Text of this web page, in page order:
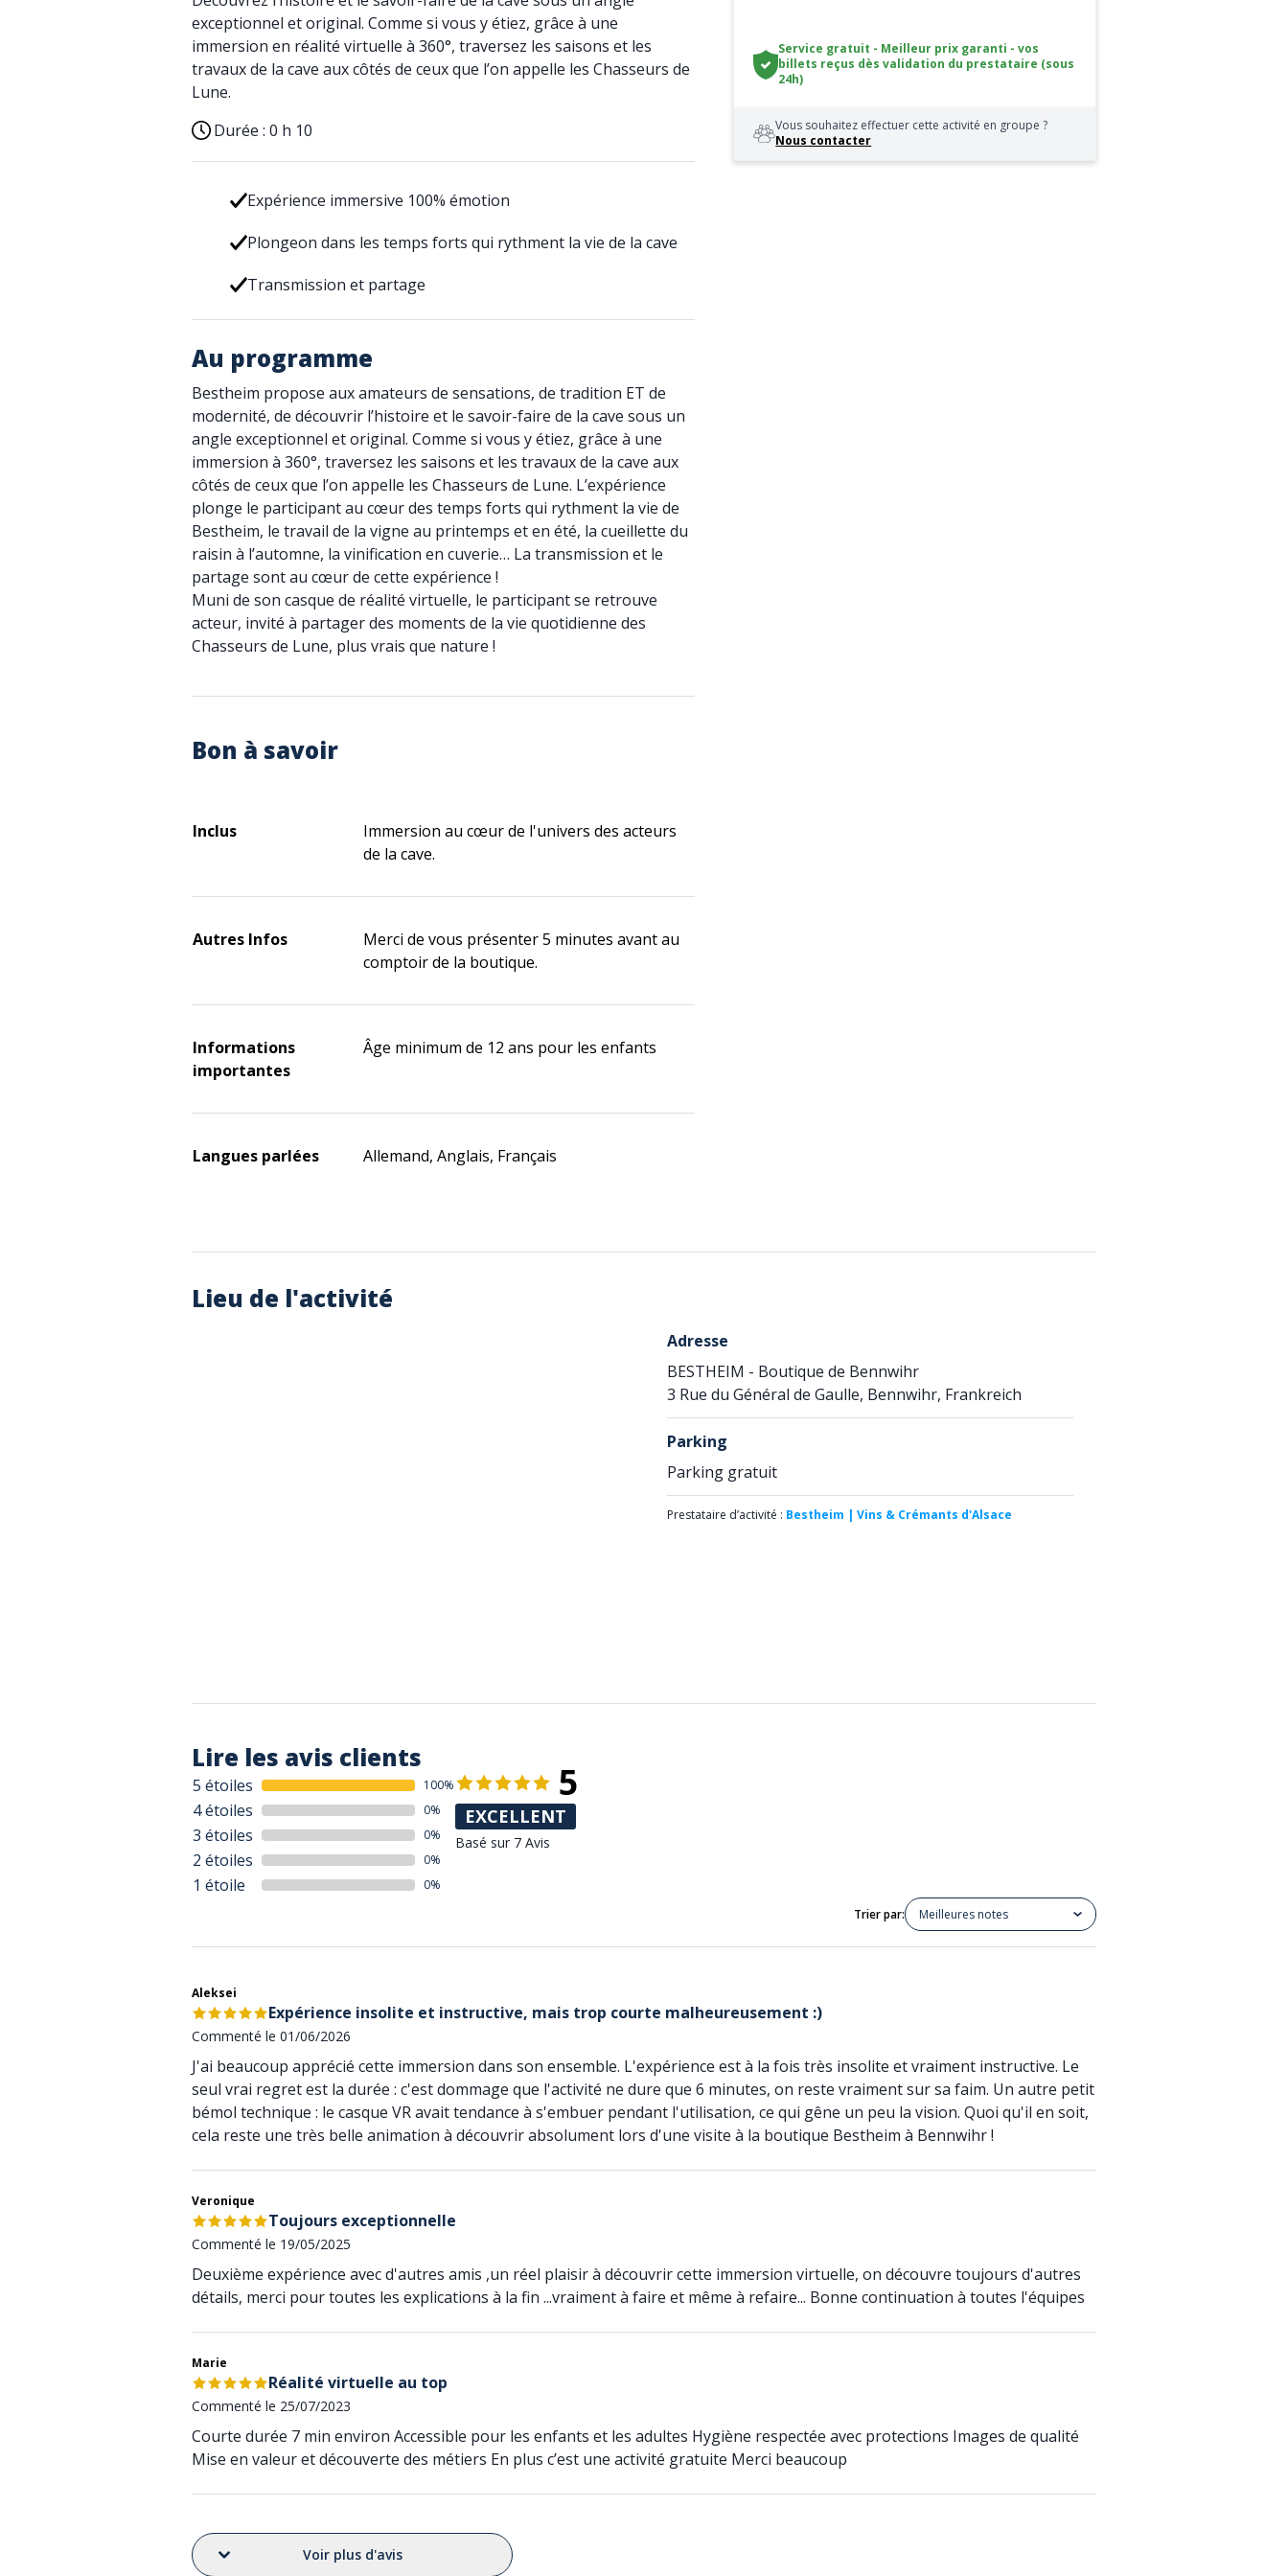
exceptionnel et original. Comme si vous y étiez, grâce à une
immersion en réalité virtuelle à 360°, traversez les saisons et les
travaux de la cave aux côtés de ceux que l’on appelle les Chasseurs de
Lune.
Durée : 0 h 10
Expérience immersive 100% émotion
Plongeon dans les temps forts qui rythment la vie de la cave
Transmission et partage
Au programme
Bestheim propose aux amateurs de sensations, de tradition ET de
modernité, de découvrir l’histoire et le savoir-faire de la cave sous un
angle exceptionnel et original. Comme si vous y étiez, grâce à une
immersion à 360°, traversez les saisons et les travaux de la cave aux
côtés de ceux que l’on appelle les Chasseurs de Lune. L’expérience
plonge le participant au cœur des temps forts qui rythment la vie de
Bestheim, le travail de la vigne au printemps et en été, la cueillette du
raisin à l’automne, la vinification en cuverie… La transmission et le
partage sont au cœur de cette expérience !
Muni de son casque de réalité virtuelle, le participant se retrouve
acteur, invité à partager des moments de la vie quotidienne des
Chasseurs de Lune, plus vrais que nature !
Bon à savoir
Inclus
Immersion au cœur de l'univers des acteurs
de la cave.
Autres Infos
Merci de vous présenter 5 minutes avant au
comptoir de la boutique.
Informations
importantes
Âge minimum de 12 ans pour les enfants
Langues parlées Allemand, Anglais, Français
Service gratuit - Meilleur prix garanti - vos
billets reçus dès validation du prestataire (sous
24h)
Vous souhaitez effectuer cette activité en groupe ?
Nous contacter
Lieu de l'activité
Adresse
BESTHEIM - Boutique de Bennwihr
3 Rue du Général de Gaulle, Bennwihr, Frankreich
Parking
Parking gratuit
Prestataire d’activité : Bestheim | Vins & Crémants d'Alsace
Lire les avis clients
5 étoiles 100%
4 étoiles 0%
3 étoiles 0%
2 étoiles 0%
1 étoile 0%
5
EXCELLENT
Basé sur 7 Avis
Trier par: Meilleures notes
Aleksei
Expérience insolite et instructive, mais trop courte malheureusement :)
Commenté le 01/06/2026
J'ai beaucoup apprécié cette immersion dans son ensemble. L'expérience est à la fois très insolite et vraiment instructive. Le
seul vrai regret est la durée : c'est dommage que l'activité ne dure que 6 minutes, on reste vraiment sur sa faim. Un autre petit
bémol technique : le casque VR avait tendance à s'embuer pendant l'utilisation, ce qui gêne un peu la vision. Quoi qu'il en soit,
cela reste une très belle animation à découvrir absolument lors d'une visite à la boutique Bestheim à Bennwihr !
Veronique
Toujours exceptionnelle
Commenté le 19/05/2025
Deuxième expérience avec d'autres amis ,un réel plaisir à découvrir cette immersion virtuelle, on découvre toujours d'autres
détails, merci pour toutes les explications à la fin ...vraiment à faire et même à refaire... Bonne continuation à toutes l'équipes
Marie
Réalité virtuelle au top
Commenté le 25/07/2023
Courte durée 7 min environ Accessible pour les enfants et les adultes Hygiène respectée avec protections Images de qualité
Mise en valeur et découverte des métiers En plus c’est une activité gratuite Merci beaucoup
Voir plus d'avis